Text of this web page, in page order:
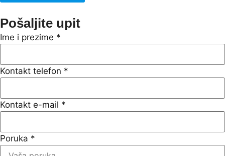
Pošaljite upit
Ime i prezime *
Kontakt telefon *
Kontakt e-mail *
Poruka *